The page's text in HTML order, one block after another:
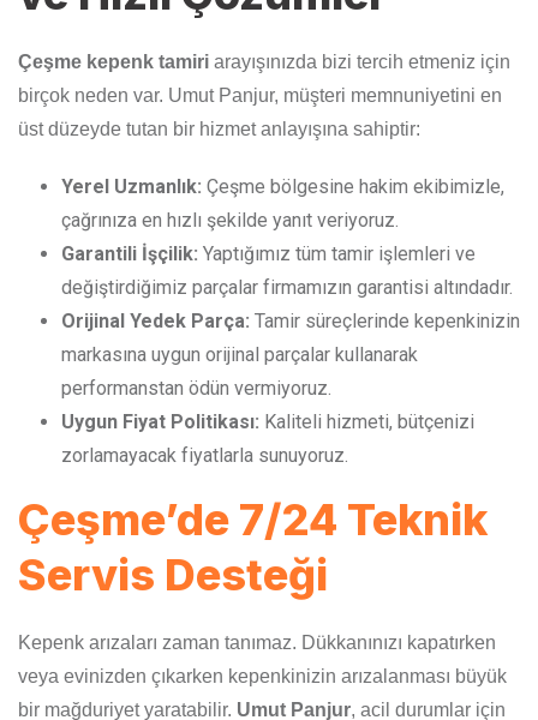
Çeşme kepenk tamiri arayışınızda bizi tercih etmeniz için
birçok neden var. Umut Panjur, müşteri memnuniyetini en
üst düzeyde tutan bir hizmet anlayışına sahiptir:
Yerel Uzmanlık: Çeşme bölgesine hakim ekibimizle,
çağrınıza en hızlı şekilde yanıt veriyoruz.
Garantili İşçilik: Yaptığımız tüm tamir işlemleri ve
değiştirdiğimiz parçalar firmamızın garantisi altındadır.
Orijinal Yedek Parça: Tamir süreçlerinde kepenkinizin
markasına uygun orijinal parçalar kullanarak
performanstan ödün vermiyoruz.
Uygun Fiyat Politikası: Kaliteli hizmeti, bütçenizi
zorlamayacak fiyatlarla sunuyoruz.
Çeşme’de 7/24 Teknik
Servis Desteği
Kepenk arızaları zaman tanımaz. Dükkanınızı kapatırken
veya evinizden çıkarken kepenkinizin arızalanması büyük
bir mağduriyet yaratabilir. Umut Panjur, acil durumlar için